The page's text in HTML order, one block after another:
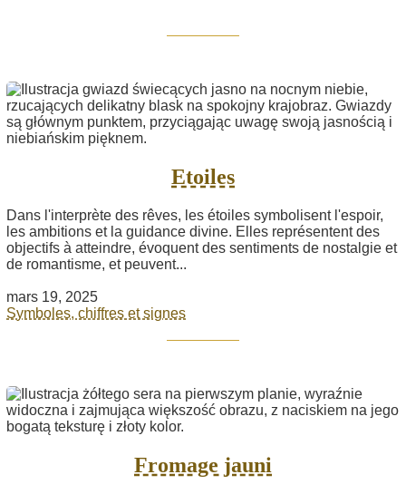
Etoiles
Dans l'interprète des rêves, les étoiles symbolisent l'espoir,
les ambitions et la guidance divine. Elles représentent des
objectifs à atteindre, évoquent des sentiments de nostalgie et
de romantisme, et peuvent...
mars 19, 2025
Symboles, chiffres et signes
Fromage jauni